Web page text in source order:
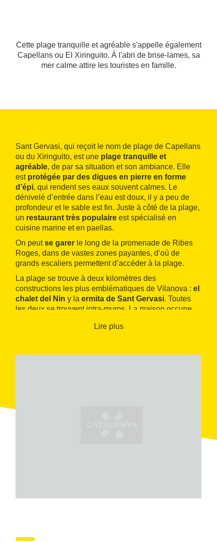
Cette plage tranquille et agréable s'appelle également
Capellans ou El Xiringuito. À l'abri de brise-lames, sa
mer calme attire les touristes en famille.
Sant Gervasi, qui reçoit le nom de plage de Capellans
ou du Xiringuito, est une plage tranquille et
agréable, de par sa situation et son ambiance. Elle
est protégée par des digues en pierre en forme
d’épi, qui rendent ses eaux souvent calmes. Le
dénivelé d’entrée dans l’eau est doux, il y a peu de
profondeur et le sable est fin. Juste à côté de la plage,
un restaurant très populaire est spécialisé en
cuisine marine et en paellas.
On peutse garer le long de la promenade de Ribes
Roges, dans de vastes zones payantes, d’où de
grands escaliers permettent d’accéder à la plage.
La plage se trouve à deux kilomètres des
constructions les plus emblématiques de Vilanova : el
chalet del Nin y la ermita de Sant Gervasi. Toutes
les deux se trouvent intra-muros. La maison occupe
L’ermitage, construit en 1566, est situé tout près et
Lire plus